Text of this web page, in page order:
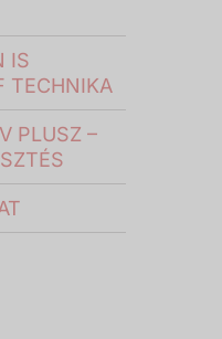
IS
TECHNIKA
PLUSZ –